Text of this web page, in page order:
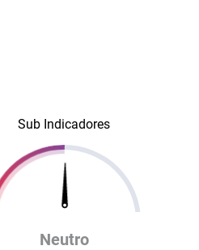
Sub Indicadores
Neutro